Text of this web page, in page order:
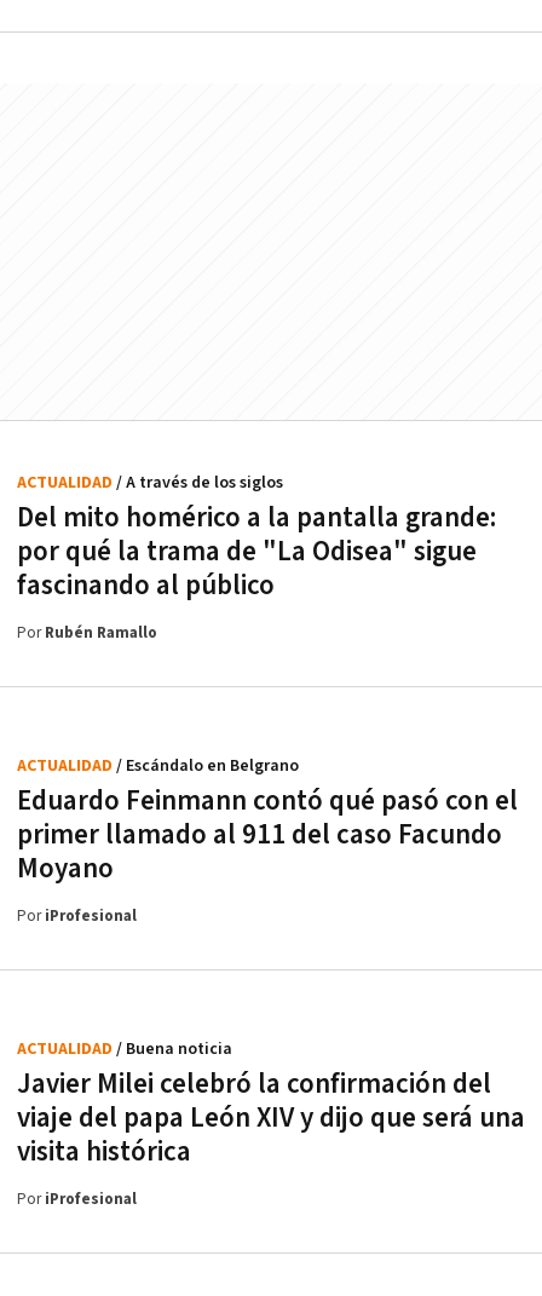
Del mito homérico a la pantalla grande:
por qué la trama de "La Odisea" sigue
fascinando al público
ACTUALIDAD / A través de los siglos
PorRubén Ramallo
Eduardo Feinmann contó qué pasó con el
primer llamado al 911 del caso Facundo
Moyano
ACTUALIDAD / Escándalo en Belgrano
PoriProfesional
Javier Milei celebró la confirmación del
viaje del papa León XIV y dijo que será una
visita histórica
ACTUALIDAD / Buena noticia
PoriProfesional